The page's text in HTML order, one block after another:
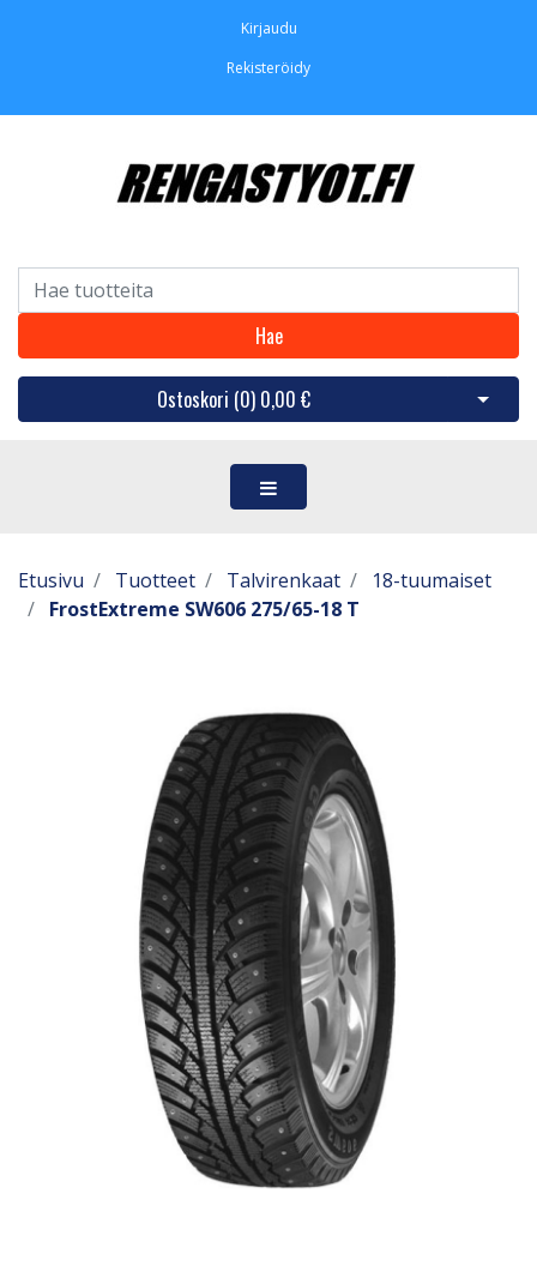
Kirjaudu
Rekisteröidy
Hae
Ostoskori (0) 0,00 € Avaa
Etusivu Tuotteet Talvirenkaat
18-tuumaiset
FrostExtreme SW606 275/65-18 T